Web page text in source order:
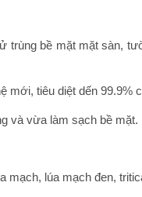
trùng bề mặt mặt sàn,
mới, tiêu diệt dến 99.9%
và vừa làm sạch bề
mạch, lúa mạch đen,